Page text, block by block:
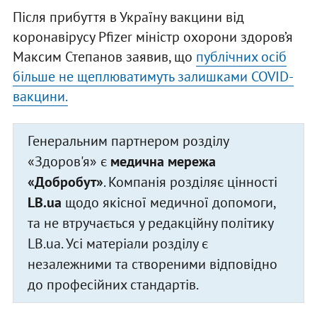
Після прибуття в Україну вакцини від
коронавірусу Pfizer міністр охорони здоров’я
Максим Степанов заявив, що публічних осіб
більше не щеплюватимуть залишками COVID-
вакцини.
Генеральним партнером розділу
«Здоров'я» є медична мережа
«Добробут». Компанія розділяє цінності
LB.ua щодо якісної медичної допомоги,
та не втручається у редакційну політику
LB.ua. Усі матеріали розділу є
незалежними та створеними відповідно
до професійних стандартів.